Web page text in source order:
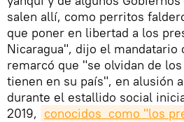
salen allí, como perritos
que poner en libertad a los
Nicaragua", dijo el mandatario
remarcó que "se olvidan de
tienen en su país", en alusión
durante el estallido social
2019, conocidos  como "los